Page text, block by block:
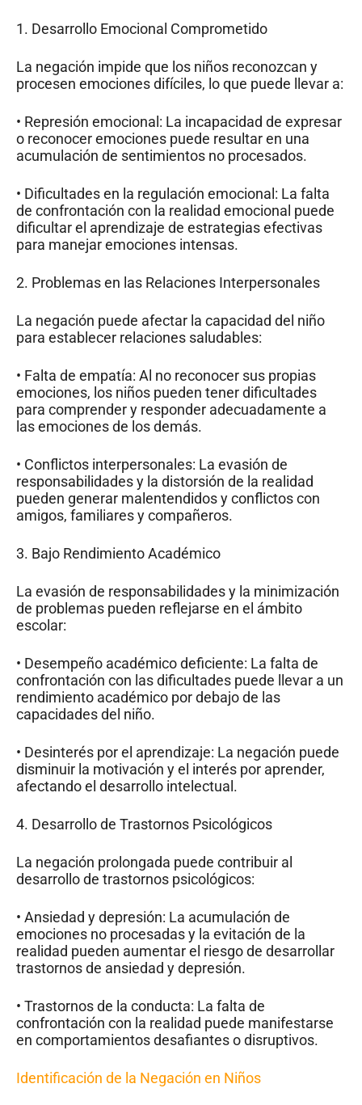
1. Desarrollo Emocional Comprometido
La negación impide que los niños reconozcan y
procesen emociones difíciles, lo que puede llevar a:
• Represión emocional: La incapacidad de expresar
o reconocer emociones puede resultar en una
acumulación de sentimientos no procesados.
• Dificultades en la regulación emocional: La falta
de confrontación con la realidad emocional puede
dificultar el aprendizaje de estrategias efectivas
para manejar emociones intensas.
2. Problemas en las Relaciones Interpersonales
La negación puede afectar la capacidad del niño
para establecer relaciones saludables:
• Falta de empatía: Al no reconocer sus propias
emociones, los niños pueden tener dificultades
para comprender y responder adecuadamente a
las emociones de los demás.
• Conflictos interpersonales: La evasión de
responsabilidades y la distorsión de la realidad
pueden generar malentendidos y conflictos con
amigos, familiares y compañeros.
3. Bajo Rendimiento Académico
La evasión de responsabilidades y la minimización
de problemas pueden reflejarse en el ámbito
escolar:
• Desempeño académico deficiente: La falta de
confrontación con las dificultades puede llevar a un
rendimiento académico por debajo de las
capacidades del niño.
• Desinterés por el aprendizaje: La negación puede
disminuir la motivación y el interés por aprender,
afectando el desarrollo intelectual.
4. Desarrollo de Trastornos Psicológicos
La negación prolongada puede contribuir al
desarrollo de trastornos psicológicos:
• Ansiedad y depresión: La acumulación de
emociones no procesadas y la evitación de la
realidad pueden aumentar el riesgo de desarrollar
trastornos de ansiedad y depresión.
• Trastornos de la conducta: La falta de
confrontación con la realidad puede manifestarse
en comportamientos desafiantes o disruptivos.
Identificación de la Negación en Niños